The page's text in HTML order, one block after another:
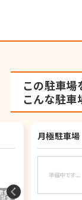
この駐車場
こんな駐車
月極駐車場